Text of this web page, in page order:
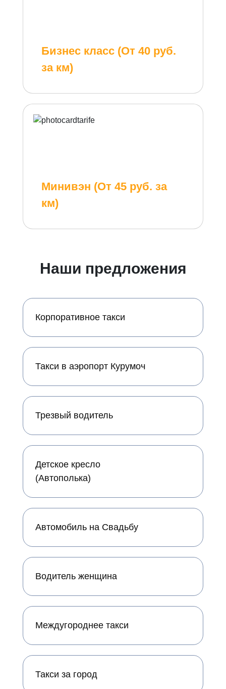
Бизнес класс (От 40 руб.
за км)
Минивэн (От 45 руб. за
км)
Наши предложения
Корпоративное такси
Такси в аэропорт Курумоч
Трезвый водитель
Детское кресло
(Автополька)
Автомобиль на Свадьбу
Водитель женщина
Междугороднее такси
Такси за город